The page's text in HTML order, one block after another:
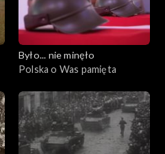
Było... nie minęło
Polska o Was pamięta